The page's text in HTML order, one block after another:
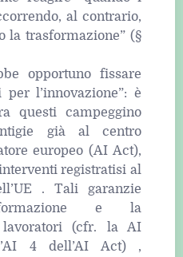
al contrario,
la trasformazione” (§
opportuno fissare
l’innovazione”: è
questi campeggino
già al centro
europeo (AI Act),
registratisi al
. Tali garanzie
e la
(cfr. la AI
4 dell’AI Act) ,